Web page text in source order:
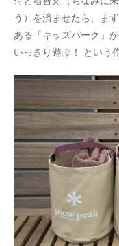
う）を済ませたら、ま
ある「キッズパーク」
いっきり遊ぶ！ という